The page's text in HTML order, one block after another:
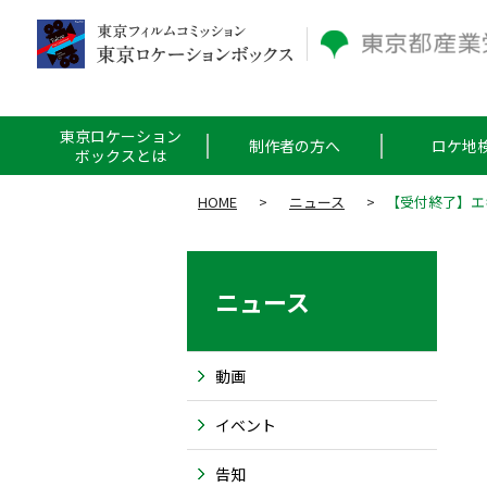
東京ロケーション
ボックスとは
制作者の方へ ロケ地
HOME > ニュース > 【受付終了】
ニュース
動画
イベント
告知